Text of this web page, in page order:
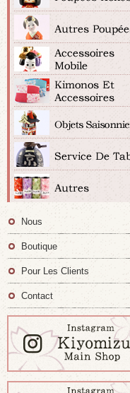
Nous
Boutique
Pour Les Clients
Contact